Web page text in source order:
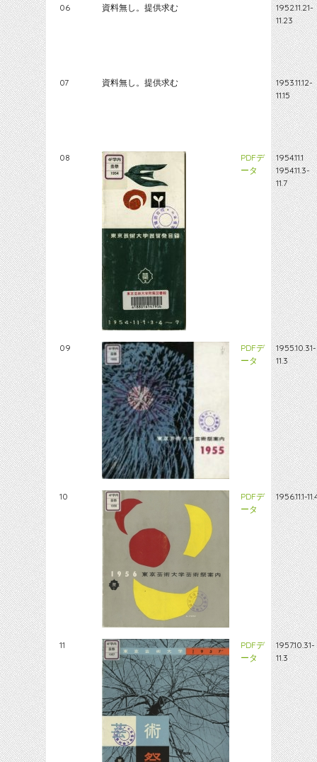
06 資料無し。提供求む
1952.11.21-
11.23
07 資料無し。提供求む
1953.11.12-
11.15
08
PDFデ
ータ
1954.11.1
1954.11.3-
11.7
09
PDFデ
ータ
1955.10.31-
11.3
10
PDFデ
ータ
1956.11.1-
11
PDFデ
ータ
1957.10.31-
11.3